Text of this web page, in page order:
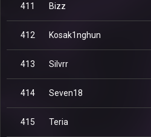
411 Bizz
412 Kosak1nghun
413 Silvrr
414 Seven18
415 Teria